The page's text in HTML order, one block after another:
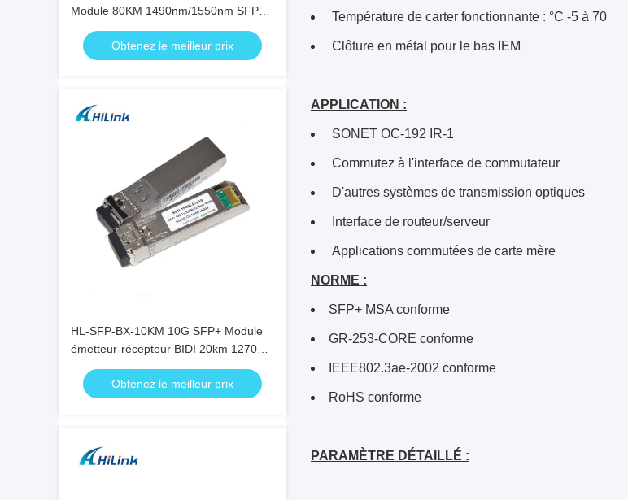
Module 80KM 1490nm/1550nm SFP+
STM-64 WDM 8SFP+ SMF
Obtenez le meilleur prix
HL-SFP-BX-10KM 10G SFP+ Module
émetteur-récepteur BIDI 20km 1270nm
1330nm Connecteur LC RoHS
Obtenez le meilleur prix
Température de carter fonctionnante : °C -5 à 70
Clôture en métal pour le bas IEM
APPLICATION :
SONET OC-192 IR-1
Commutez à l'interface de commutateur
D'autres systèmes de transmission optiques
Interface de routeur/serveur
Applications commutées de carte mère
NORME :
SFP+ MSA conforme
GR-253-CORE conforme
IEEE802.3ae-2002 conforme
RoHS conforme
PARAMÈTRE DÉTAILLÉ :